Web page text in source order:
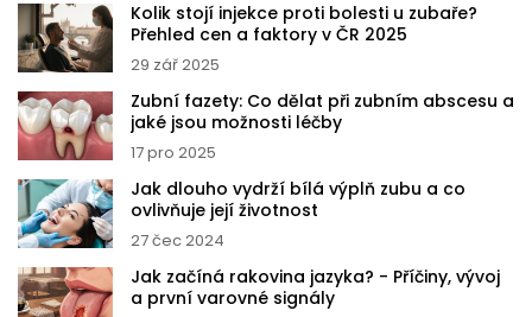
Kolik stojí injekce proti bolesti u zubaře?
Přehled cen a faktory v ČR 2025
29 zář 2025
Zubní fazety: Co dělat při zubním abscesu a
jaké jsou možnosti léčby
17 pro 2025
Jak dlouho vydrží bílá výplň zubu a co
ovlivňuje její životnost
27 čec 2024
Jak začíná rakovina jazyka? - Příčiny, vývoj
a první varovné signály